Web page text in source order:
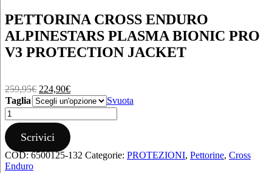
PETTORINA CROSS ENDURO
ALPINESTARS PLASMA BIONIC PRO
V3 PROTECTION JACKET
259,95€ Il
prezzo
originale
era:
259,95€.
224,90€Il
prezzo
attuale
è:
224,90€.
Taglia
Svuota
PETTORINA
CROSS
ENDURO
ALPINESTARS
PLASMA
BIONIC
Scrivici
COD:6500125-132 Categorie: PROTEZIONI, Pettorine, Cross
Enduro